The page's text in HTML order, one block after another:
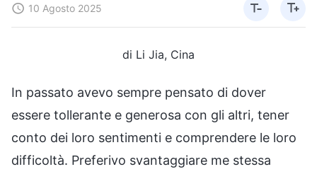
10 Agosto 2025
di Li Jia, Cina
In passato avevo sempre pensato di dover
essere tollerante e generosa con gli altri, tener
conto dei loro sentimenti e comprendere le loro
difficoltà. Preferivo svantaggiare me stessa